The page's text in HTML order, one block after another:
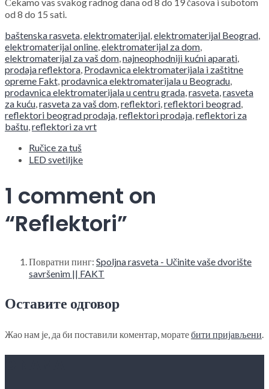
od 8 do 15 sati.
baštenska rasveta elektromaterijal elektromaterijal Beograd
elektromaterijal online elektromaterijal za dom
elektromaterijal za vaš dom najneophodniji kućni aparati
prodaja reflektora Prodavnica elektromaterijala i zaštitne
opreme Fakt prodavnica elektromaterijala u Beogradu
prodavnica elektromaterijala u centru grada rasveta rasveta
za kuću rasveta za vaš dom reflektori reflektori beograd
reflektori beograd prodaja reflektori prodaja reflektori za
baštu reflektori za vrt
Ručice za tuš
LED svetiljke
1 comment on
“Reflektori”
Повратни пинг: Spoljna rasveta - Učinite vaše dvorište
savršenim || FAKT
Оставите одговор
Жао нам је, да би поставили коментар, моратебити пријављени.